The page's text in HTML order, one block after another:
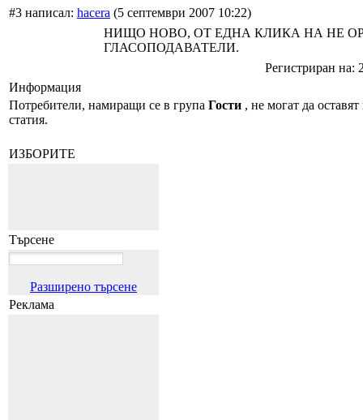
#3 написал: hacera (5 септември 2007 10:22)
НИЩО НОВО, ОТ ЕДНА КЛИКА НА НЕ
ГЛАСОПОДАВАТЕЛИ.
Регистриран на:
Информация
Потребители, намиращи се в група Гости , не могат да
статия.
ИЗБОРИТЕ
Търсене
Разширено търсене
Реклама